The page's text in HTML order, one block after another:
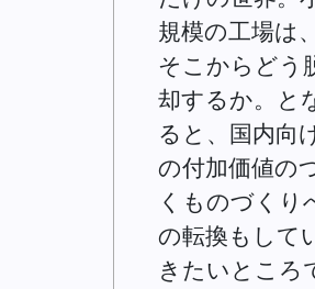
規模の工場は、
そこからどう
却するか。と
ると、国内向
の付加価値の
くものづくり
の転換もして
きたいところ